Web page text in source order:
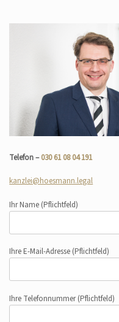
Telefon –030 61 08 04 191
kanzlei@hoesmann.legal
Ihr Name (Pflichtfeld)
Ihre E-Mail-Adresse (Pflichtfeld)
Ihre Telefonnummer(Pflichtfeld)